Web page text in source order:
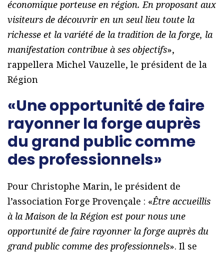
économique porteuse en région. En proposant aux
visiteurs de découvrir en un seul lieu toute la
richesse et la variété de la tradition de la forge, la
manifestation contribue à ses objectifs»,
rappellera Michel Vauzelle, le président de la
Région
«Une opportunité de faire
rayonner la forge auprès
du grand public comme
des professionnels»
Pour Christophe Marin, le président de
l’association Forge Provençale : «Être accueillis
à la Maison de la Région est pour nous une
opportunité de faire rayonner la forge auprès du
grand public comme des professionnels». Il se